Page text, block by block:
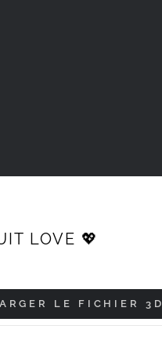
LOVE 💖
LE FICHIER 3D